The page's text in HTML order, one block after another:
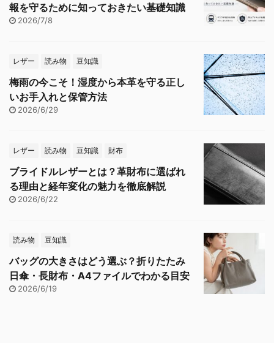
報を守るために知っておきたい基礎知識
2026/7/8
レザー 読み物 豆知識
梅雨の今こそ！湿度から本革を守る正し
いお手入れと保管方法
2026/6/29
レザー 読み物 豆知識 財布
ブライドルレザーとは？革財布に選ばれ
る理由と経年変化の魅力を徹底解説
2026/6/22
読み物 豆知識
バッグの大きさはどう選ぶ？折りたたみ
日傘・長財布・A4ファイルでわかる目安
2026/6/19